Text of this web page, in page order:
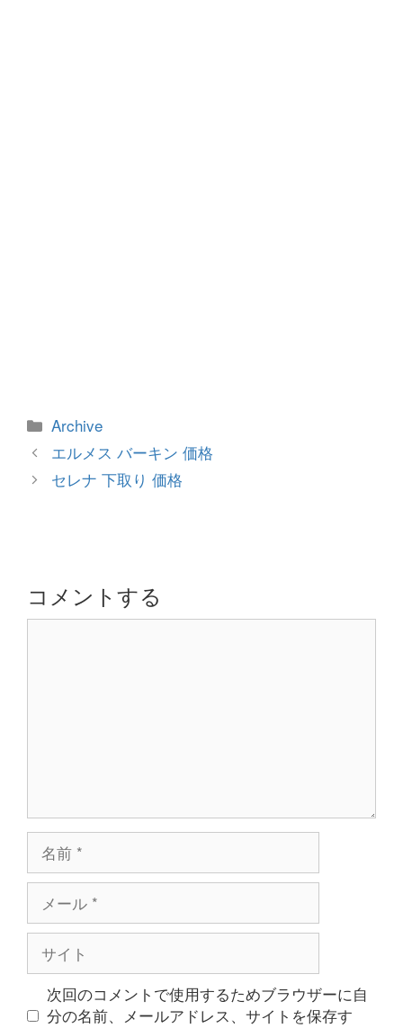
カ
テ
リ
Archive
投
稿
ョ
エルメス バーキン 価格
セレナ 下取り 価格
コメントする
ル
次回のコメントで使用するためブラウザーに自
分の名前、メールアドレス、サイトを保存す